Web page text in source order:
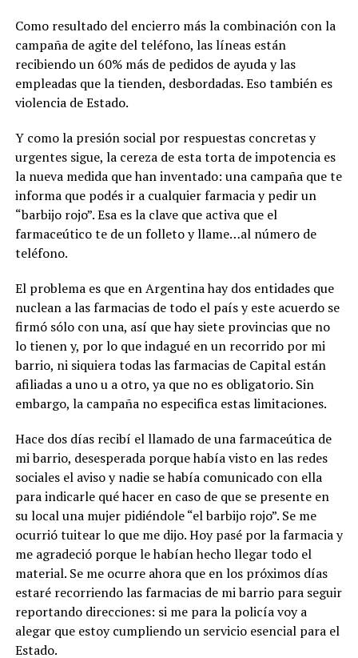
Como resultado del encierro más la combinación con la
campaña de agite del teléfono, las líneas están
recibiendo un 60% más de pedidos de ayuda y las
empleadas que la tienden, desbordadas. Eso también es
violencia de Estado.
Y como la presión social por respuestas concretas y
urgentes sigue, la cereza de esta torta de impotencia es
la nueva medida que han inventado: una campaña que te
informa que podés ir a cualquier farmacia y pedir un
“barbijo rojo”. Esa es la clave que activa que el
farmaceútico te de un folleto y llame…al número de
teléfono.
El problema es que en Argentina hay dos entidades que
nuclean a las farmacias de todo el país y este acuerdo se
firmó sólo con una, así que hay siete provincias que no
lo tienen y, por lo que indagué en un recorrido por mi
barrio, ni siquiera todas las farmacias de Capital están
afiliadas a uno u a otro, ya que no es obligatorio. Sin
embargo, la campaña no especifica estas limitaciones.
Hace dos días recibí el llamado de una farmaceútica de
mi barrio, desesperada porque había visto en las redes
sociales el aviso y nadie se había comunicado con ella
para indicarle qué hacer en caso de que se presente en
su local una mujer pidiéndole “el barbijo rojo”. Se me
ocurrió tuitear lo que me dijo. Hoy pasé por la farmacia y
me agradeció porque le habían hecho llegar todo el
material. Se me ocurre ahora que en los próximos días
estaré recorriendo las farmacias de mi barrio para seguir
reportando direcciones: si me para la policía voy a
alegar que estoy cumpliendo un servicio esencial para el
Estado.